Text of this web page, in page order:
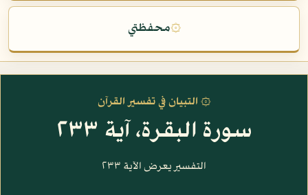
۞محفظتي
۞ التبيان في تفسير القرآن
سورة البقرة، آية ٢٣٣
التفسير يعرض الآية ٢٣٣